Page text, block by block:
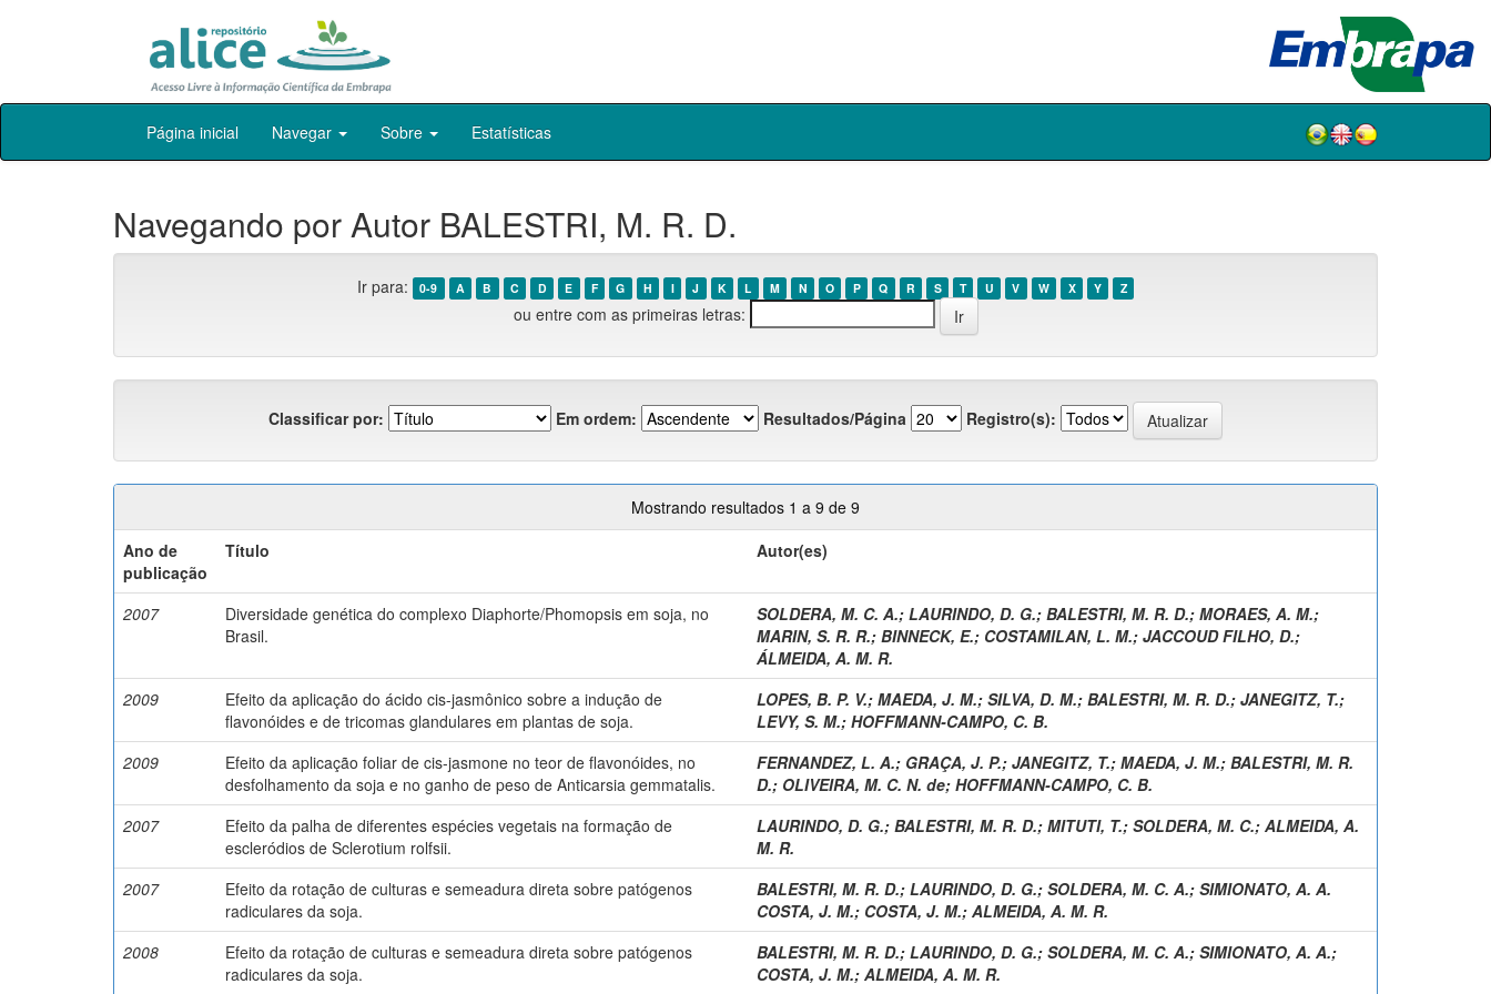
Skip
Página inicial Navegar Sobre Estatísticas
Navegando por Autor BALESTRI, M. R. D.
Ir para: 0-9 A B C D E F G H I J K L M N O P Q R S T U V W X Y Z
ou entre com as primeiras letras:
Classificar por: Em ordem: Resultados/Página Registro(s):
Mostrando resultados 1 a 9 de 9
Ano de
publicação
Título Autor(es)
2007
Diversidade genética do complexo Diaphorte/Phomopsis em soja, no
Brasil.
SOLDERA, M. C. A.; LAURINDO, D. G.; BALESTRI, M. R. D.; MORAES, A. M.;
MARIN, S. R. R.; BINNECK, E.; COSTAMILAN, L. M.; JACCOUD FILHO, D.;
ÁLMEIDA, A. M. R.
2009
Efeito da aplicação do ácido cis-jasmônico sobre a indução de
flavonóides e de tricomas glandulares em plantas de soja.
LOPES, B. P. V.; MAEDA, J. M.; SILVA, D. M.; BALESTRI, M. R. D.; JANEGITZ, T.;
LEVY, S. M.; HOFFMANN-CAMPO, C. B.
2009
Efeito da aplicação foliar de cis-jasmone no teor de flavonóides, no
desfolhamento da soja e no ganho de peso de Anticarsia gemmatalis.
FERNANDEZ, L. A.; GRAÇA, J. P.; JANEGITZ, T.; MAEDA, J. M.; BALESTRI, M. R.
D.; OLIVEIRA, M. C. N. de; HOFFMANN-CAMPO, C. B.
2007
Efeito da palha de diferentes espécies vegetais na formação de
escleródios de Sclerotium rolfsii.
LAURINDO, D. G.; BALESTRI, M. R. D.; MITUTI, T.; SOLDERA, M. C.; ALMEIDA, A.
M. R.
2007
Efeito da rotação de culturas e semeadura direta sobre patógenos
radiculares da soja.
BALESTRI, M. R. D.; LAURINDO, D. G.; SOLDERA, M. C. A.; SIMIONATO, A. A.
COSTA, J. M.; COSTA, J. M.; ALMEIDA, A. M. R.
2008
Efeito da rotação de culturas e semeadura direta sobre patógenos
radiculares da soja.
BALESTRI, M. R. D.; LAURINDO, D. G.; SOLDERA, M. C. A.; SIMIONATO, A. A.;
COSTA, J. M.; ALMEIDA, A. M. R.